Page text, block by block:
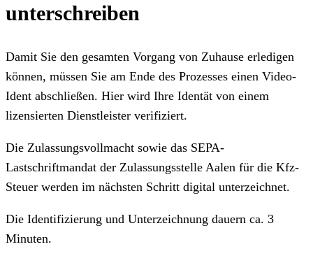
unterschreiben
Damit Sie den gesamten Vorgang von Zuhause erledigen
können, müssen Sie am Ende des Prozesses einen Video-
Ident abschließen. Hier wird Ihre Identät von einem
lizensierten Dienstleister verifiziert.
Die Zulassungsvollmacht sowie das SEPA-
Lastschriftmandat der Zulassungsstelle Aalen für die Kfz-
Steuer werden im nächsten Schritt digital unterzeichnet.
Die Identifizierung und Unterzeichnung dauern ca. 3
Minuten.